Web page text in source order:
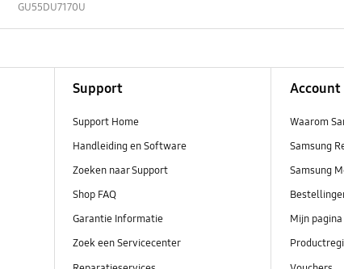
GU55DU7170U
Support
Support Home
Handleiding en Software
Zoeken naar Support
Shop FAQ
Garantie Informatie
Zoek een Servicecenter
Account
Waarom
Samsung
Samsung
Mijn pagina